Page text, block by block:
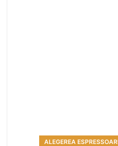
ALEGEREA